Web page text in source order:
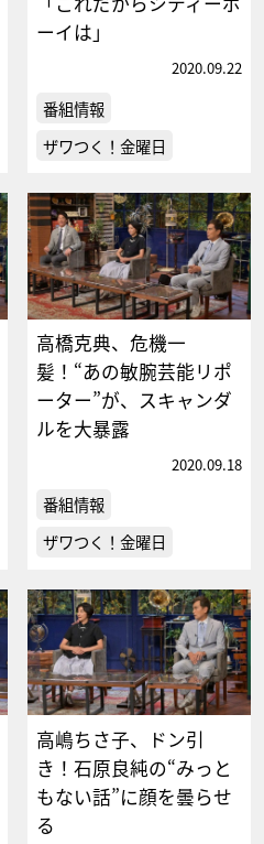
ーイは」
2020.09.22
番組情報
ザワつく！金曜日
高橋克典、危機一
髪！“あの敏腕芸能リポ
ーター”が、スキャンダ
ルを大暴露
2020.09.18
番組情報
ザワつく！金曜日
高嶋ちさ子、ドン引
き！石原良純の“みっと
もない話”に顔を曇らせ
る